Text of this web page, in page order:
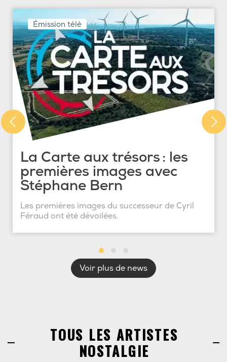
Émission télé
La Carte aux trésors : les
premières images avec
Stéphane Bern
Les premières images du successeur de Cyril
Féraud ont été dévoilées.
Voir plus de news
TOUS LES ARTISTES
NOSTALGIE